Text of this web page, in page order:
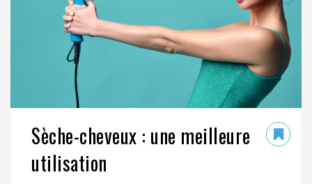
Sèche-cheveux : une meilleure
utilisation